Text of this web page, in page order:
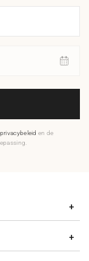
privacybeleid en de